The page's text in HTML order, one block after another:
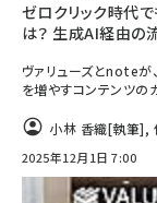
ゼロクリック時代
は？ 生成AI経由
ヴァリューズとnoteが
を増やすコンテンツの
小林 香織[執筆],
2025年12月1日 7:00